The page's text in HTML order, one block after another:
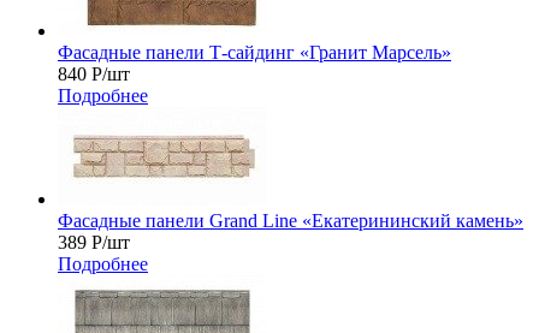
Фасадные панели Т-сайдинг «Гранит Марсель»
840 Р/шт
Подробнее
Фасадные панели Grand Line «Екатерининский камень»
389 Р/шт
Подробнее